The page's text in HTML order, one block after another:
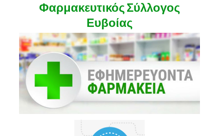
Φαρμακευτικός Σύλλογος
Ευβοίας